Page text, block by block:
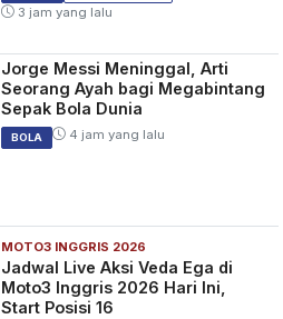
3 jam yang lalu
Jorge Messi Meninggal, Arti
Seorang Ayah bagi Megabintang
Sepak Bola Dunia
BOLA 4 jam yang lalu
MOTO3 INGGRIS 2026
Jadwal Live Aksi Veda Ega di
Moto3 Inggris 2026 Hari Ini,
Start Posisi 16